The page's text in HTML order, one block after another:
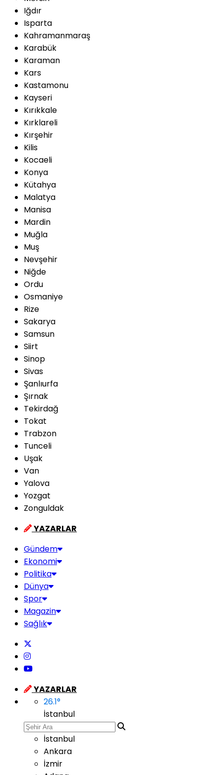
Iğdır
Isparta
Kahramanmaraş
Karabük
Karaman
Kars
Kastamonu
Kayseri
Kırıkkale
Kırklareli
Kırşehir
Kilis
Kocaeli
Konya
Kütahya
Malatya
Manisa
Mardin
Muğla
Muş
Nevşehir
Niğde
Ordu
Osmaniye
Rize
Sakarya
Samsun
Siirt
Sinop
Sivas
Şanlıurfa
Şırnak
Tekirdağ
Tokat
Trabzon
Tunceli
Uşak
Van
Yalova
Yozgat
Zonguldak
YAZARLAR
Gündem
Ekonomi
Politika
Dünya
Spor
Magazin
Sağlık
YAZARLAR
26.1°
İstanbul
İstanbul
Ankara
İzmir